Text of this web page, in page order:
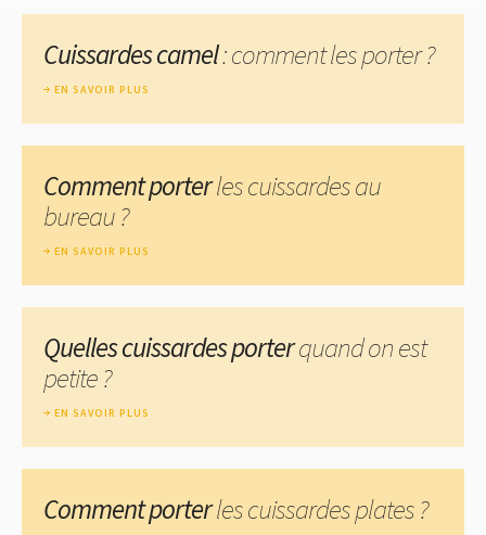
Cuissardes camel: comment les porter ?
EN SAVOIR PLUS
Comment porterles cuissardes au
bureau ?
EN SAVOIR PLUS
Quelles cuissardes porterquand on est
petite ?
EN SAVOIR PLUS
Comment porterles cuissardes plates ?